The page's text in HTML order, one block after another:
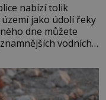
nabízí tolik
jako údolí řeky
dne můžete
vodních
památek ve